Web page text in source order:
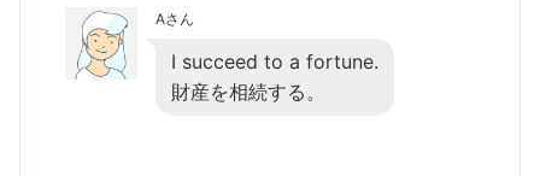
Aさん
I succeed to a fortune.
財産を相続する。